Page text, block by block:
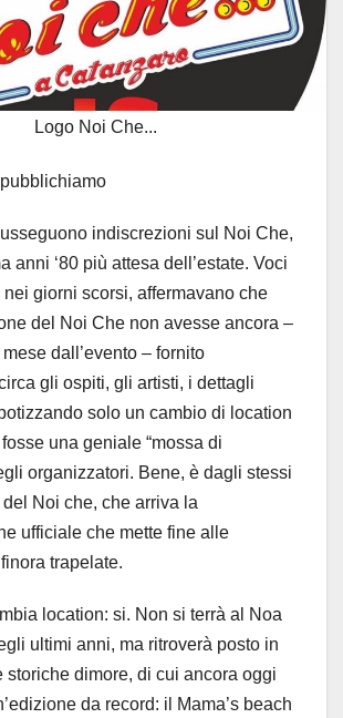
Logo Noi Che...
indiscrezioni sul Noi Che,
anni ‘80 più attesa dell’estate. Voci
nei giorni scorsi, affermavano che
del Noi Che non avesse ancora –
dall’evento – fornito
gli ospiti, gli artisti, i dettagli
solo un cambio di location
una geniale “mossa di
organizzatori. Bene, è dagli stessi
Noi che, che arriva la
ufficiale che mette fine alle
trape late.
location: si. Non si terrà al Noa
ultimi anni, ma ritroverà posto in
storiche dimore, di cui ancora oggi
da record: il Mama’s beach